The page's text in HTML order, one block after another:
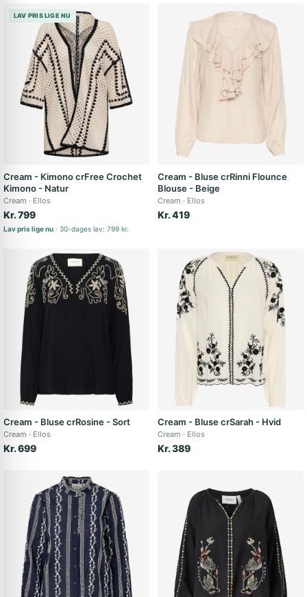
LAV PRIS LIGE NU
Cream - Kimono crFree Crochet
Kimono - Natur
Cream Ellos
Kr. 799
Lav pris lige nu 30-dages lav: 799 kr.
Cream - Bluse crRinni Flounce
Blouse - Beige
Cream Ellos
Kr. 419
Cream - Bluse crRosine - Sort
Cream Ellos
Kr. 699
Cream - Bluse crSarah - Hvid
Cream Ellos
Kr. 389